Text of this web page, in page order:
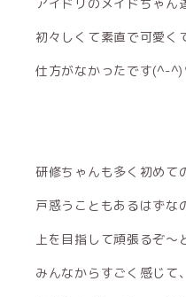
アイドリのメイドちゃん
初々しくて素直で可愛く
仕方がなかったです(^-
研修ちゃんも多く初めて
戸惑うこともあるはずな
上を目指して頑張るぞ〜
みんなからすごく感じて、